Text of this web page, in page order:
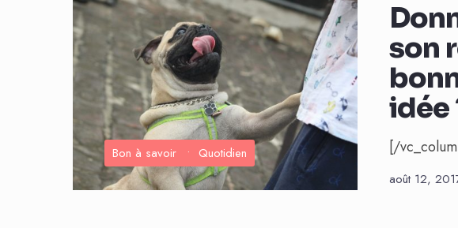
Bon à savoir • Quotidien
son
idée
[/
août 12,